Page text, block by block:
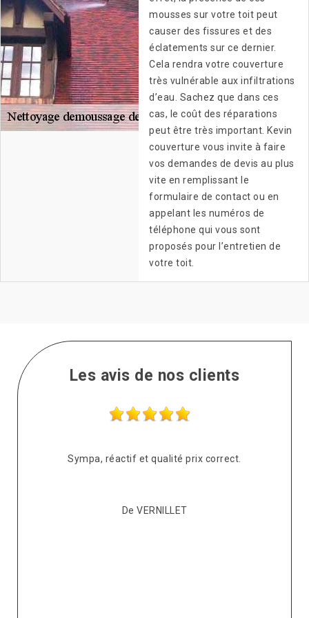
mousses sur votre toit peut
causer des fissures et des
éclatements sur ce dernier.
Cela rendra votre couverture
très vulnérable aux infiltrations
d’eau. Sachez que dans ces
cas, le coût des réparations
peut être très important. Kevin
couverture vous invite à faire
vos demandes de devis au plus
vite en remplissant le
formulaire de contact ou en
appelant les numéros de
téléphone qui vous sont
proposés pour l’entretien de
votre toit.
Les avis de nos clients
Sympa, réactif et qualité prix correct.
De VERNILLET